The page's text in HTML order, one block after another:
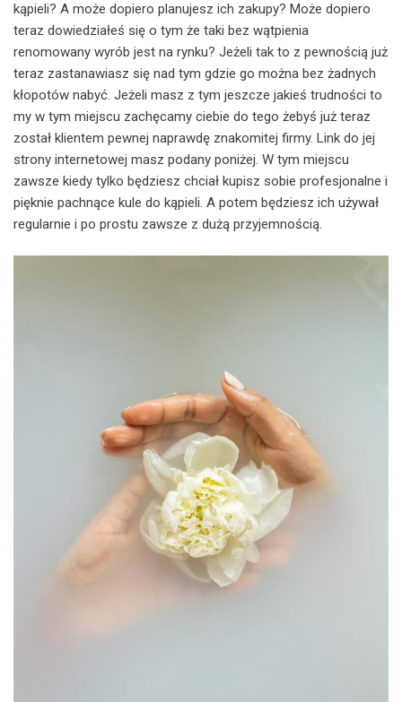
kąpieli? A może dopiero planujesz ich zakupy? Może dopiero
teraz dowiedziałeś się o tym że taki bez wątpienia
renomowany wyrób jest na rynku? Jeżeli tak to z pewnością już
teraz zastanawiasz się nad tym gdzie go można bez żadnych
kłopotów nabyć. Jeżeli masz z tym jeszcze jakieś trudności to
my w tym miejscu zachęcamy ciebie do tego żebyś już teraz
został klientem pewnej naprawdę znakomitej firmy. Link do jej
strony internetowej masz podany poniżej. W tym miejscu
zawsze kiedy tylko będziesz chciał kupisz sobie profesjonalne i
pięknie pachnące kule do kąpieli. A potem będziesz ich używał
regularnie i po prostu zawsze z dużą przyjemnością.